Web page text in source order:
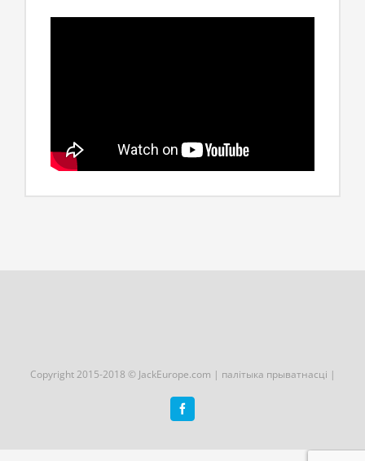
Copyright 2015-2018 © JackEurope.com | палітыка прыватнасці |
Facebook